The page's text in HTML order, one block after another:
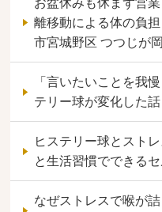
離移動による体の負
市宮城野区 つつじが
「言いたいことを我
テリー球が変化した話
ヒステリー球とスト
と生活習慣でできる
なぜストレスで喉が